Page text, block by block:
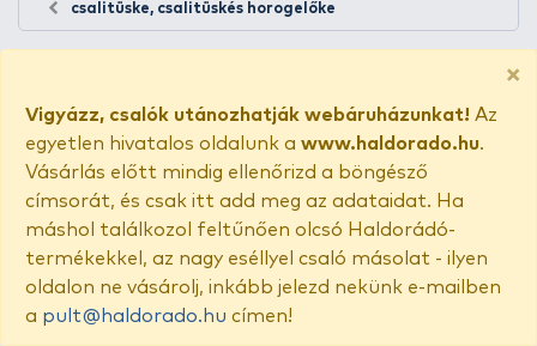
csalitüske, csalitüskés horogelőke
×
Vigyázz, csalók utánozhatják webáruházunkat! Az
egyetlen hivatalos oldalunk a www.haldorado.hu.
Vásárlás előtt mindig ellenőrizd a böngésző
címsorát, és csak itt add meg az adataidat. Ha
máshol találkozol feltűnően olcsó Haldorádó-
termékekkel, az nagy eséllyel csaló másolat - ilyen
oldalon ne vásárolj, inkább jelezd nekünk e-mailben
a pult@haldorado.hu címen!